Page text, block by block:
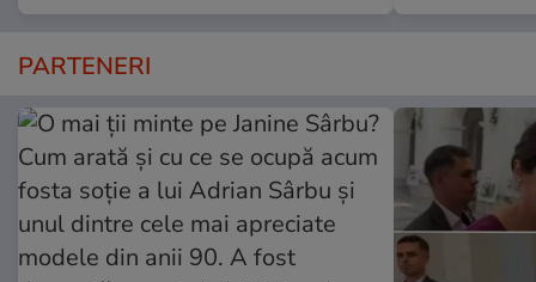
PARTENERI